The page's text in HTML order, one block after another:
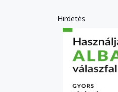
Hirdetés